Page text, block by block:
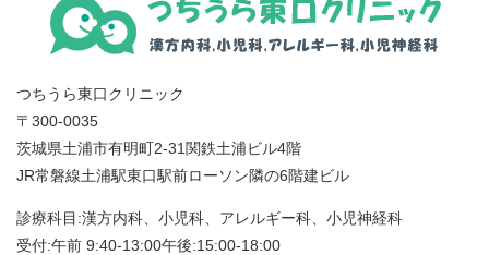
つちうら東口クリニック
〒300-0035
茨城県土浦市有明町2-31関鉄土浦ビル4階
JR常磐線土浦駅東口駅前ローソン隣の6階建ビル
診療科目:漢方内科、小児科、アレルギー科、小児神経科
受付:午前 9:40-13:00午後:15:00-18:00